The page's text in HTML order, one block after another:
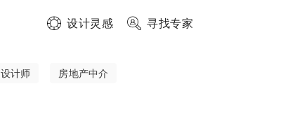
设计灵感 寻找专家
设计师 房地产中介